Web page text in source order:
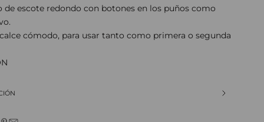
de escote redondo con botones en los puños como
cómodo, para usar tanto como primera o segunda